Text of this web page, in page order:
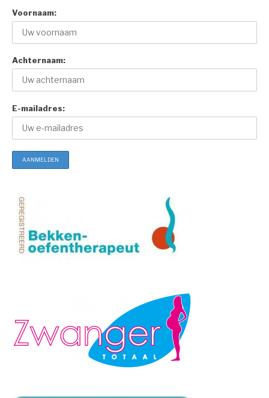
Voornaam:
Achternaam:
E-mailadres: